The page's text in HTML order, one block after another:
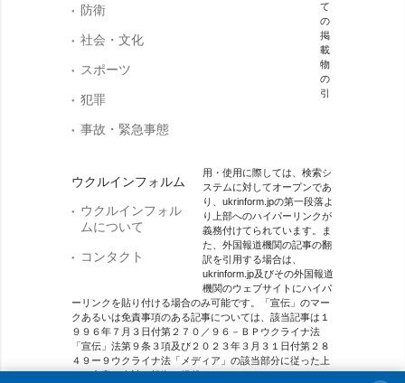
防衛
社会・文化
スポーツ
犯罪
事故・緊急事態
ウクルインフォルム
ウクルインフォル
ムについて
コンタクト
て
の
掲
載
物
の
引
用・使用に際しては、検索シ
ステムに対してオープンであ
り、ukrinform.jpの第一段落よ
り上部へのハイパーリンクが
義務付けてられています。ま
た、外国報道機関の記事の翻
訳を引用する場合は、
ukrinform.jp及びその外国報道
機関のウェブサイトにハイパ
ーリンクを貼り付ける場合のみ可能です。「宣伝」のマー
クあるいは免責事項のある記事については、該当記事は１
９９６年７月３日付第２７０／９６－ＢＰウクライナ法
「宣伝」法第９条３項及び２０２３年３月３１日付第２８
４９ー９ウクライナ法「メディア」の該当部分に従った上